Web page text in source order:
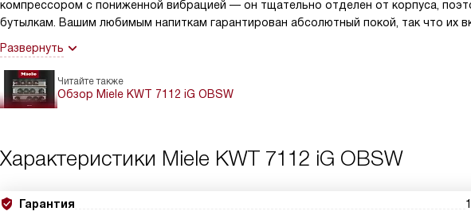
компрессором с пониженной вибрацией — он тщательно отделен от корпуса,
бутылкам. Вашим любимым напиткам гарантирован абсолютный покой, так что их
Развернуть
Читайте также
Обзор Miele KWT 7112 iG OBSW
Характеристики Miele KWT 7112 iG OBSW
Гарантия